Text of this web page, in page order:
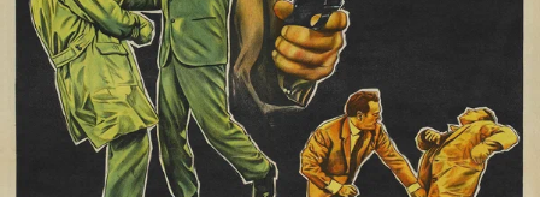
Режиссёр, актёры и роли «Как же
Режиссёр и актёры:
Бернар Бордери (режиссёр)
Эдди Константин